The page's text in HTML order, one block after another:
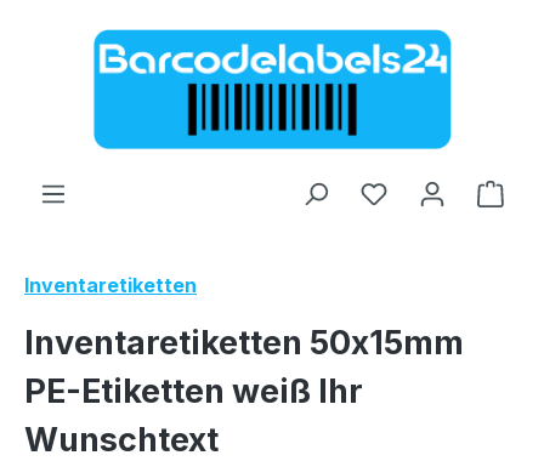
Zum Hauptinhalt springen
Inventaretiketten
Inventaretiketten 50x15mm
PE-Etiketten weiß Ihr
Wunschtext